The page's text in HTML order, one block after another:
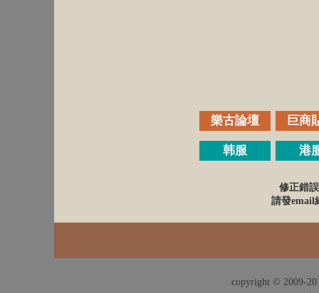
樂古論壇 巨商
韩服 港
修正錯
請發email
copyright © 2009-